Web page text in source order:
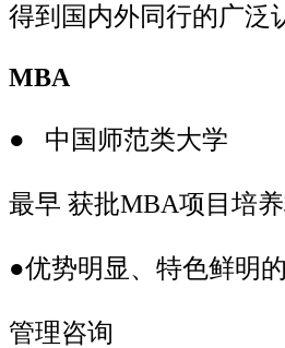
得到国内外同行的广泛
MBA
● 中国师范类大学
最早 获批MBA项目培
●优势明显、特色鲜明
管理咨询